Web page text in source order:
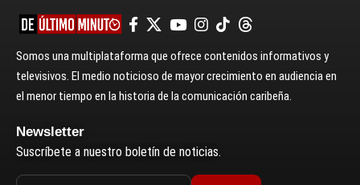
Somos una multiplataforma que ofrece contenidos informativos y
televisivos. El medio noticioso de mayor crecimiento en audiencia en
el menor tiempo en la historia de la comunicación caribeña.
Newsletter
Suscríbete a nuestro boletín de noticias.